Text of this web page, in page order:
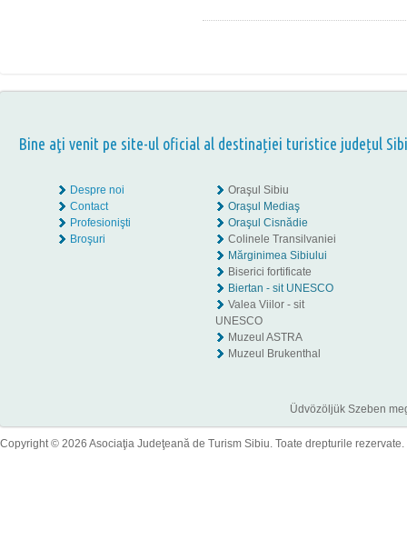
Bine aţi venit pe site-ul oficial al destinației turistice județul
Despre noi
Contact
Profesionişti
Broşuri
Oraşul Sibiu
Oraşul Mediaş
Oraşul Cisnădie
Colinele Transilvaniei
Mărginimea Sibiului
Biserici fortificate
Biertan - sit UNESCO
Valea Viilor - sit
UNESCO
Muzeul ASTRA
Muzeul Brukenthal
Üdvözöljük Szeben
Copyright © 2026 Asociaţia Judeţeană de Turism Sibiu. Toate drepturile rezervate.